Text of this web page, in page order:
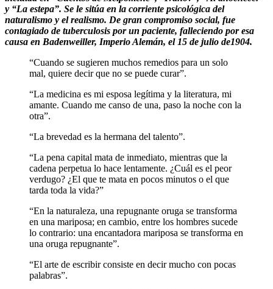
y “La estepa”. Se le sitúa en la corriente psicológica del
naturalismo y el realismo. De gran compromiso social, fue
contagiado de tuberculosis por un paciente, falleciendo por esa
causa en Badenweiller, Imperio Alemán, el 15 de julio de1904.
“Cuando se sugieren muchos remedios para un solo
mal, quiere decir que no se puede curar”.
“La medicina es mi esposa legítima y la literatura, mi
amante. Cuando me canso de una, paso la noche con la
otra”.
“La brevedad es la hermana del talento”.
“La pena capital mata de inmediato, mientras que la
cadena perpetua lo hace lentamente. ¿Cuál es el peor
verdugo? ¿El que te mata en pocos minutos o el que
tarda toda la vida?”
“En la naturaleza, una repugnante oruga se transforma
en una mariposa; en cambio, entre los hombres sucede
lo contrario: una encantadora mariposa se transforma en
una oruga repugnante”.
“El arte de escribir consiste en decir mucho con pocas
palabras”.